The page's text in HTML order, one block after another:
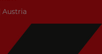
Austria